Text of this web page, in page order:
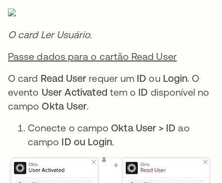
O card Ler Usuário.
Passe dados para o cartão Read User
O card Read User requer um ID ou Login. O
evento User Activated tem o ID disponível no
campoOkta User.
Conecte o campoOkta User > ID ao
campo ID ou Login.